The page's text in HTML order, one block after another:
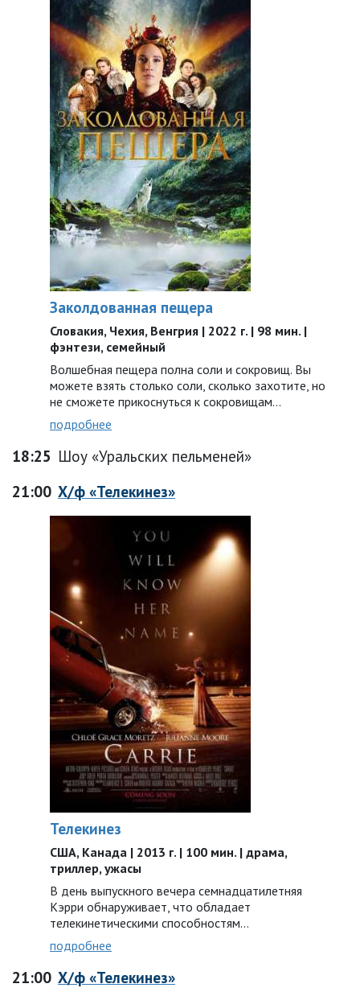
Заколдованная пещера
Словакия, Чехия, Венгрия | 2022 г. | 98 мин. |
фэнтези, семейный
Волшебная пещера полна соли и сокровищ. Вы
можете взять столько соли, сколько захотите, но
не сможете прикоснуться к сокровищам...
подробнее
18:25 Шоу «Уральских пельменей»
21:00 Х/ф «Телекинез»
Телекинез
США, Канада | 2013 г. | 100 мин. | драма,
триллер, ужасы
В день выпускного вечера семнадцатилетняя
Кэрри обнаруживает, что обладает
телекинетическими способностям…
подробнее
21:00 Х/ф «Телекинез»